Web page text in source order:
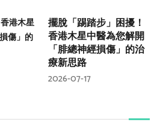
擺脫「踢踏步」困擾！
香港木星中醫為您解開
「腓總神經損傷」的治
療新思路
2026-07-17